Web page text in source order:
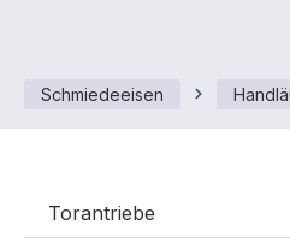
Schmiedeeisen
Torantriebe